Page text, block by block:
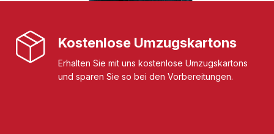
Kostenlose Umzugskartons
Erhalten Sie mit uns kostenlose Umzugskartons
und sparen Sie so bei den Vorbereitungen.